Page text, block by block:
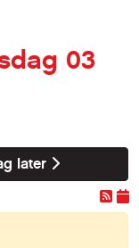
03
later